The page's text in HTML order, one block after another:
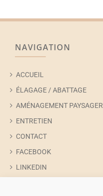
NAVIGATION
ACCUEIL
ÉLAGAGE / ABATTAGE
AMÉNAGEMENT PAYSAGER
ENTRETIEN
CONTACT
FACEBOOK
LINKEDIN